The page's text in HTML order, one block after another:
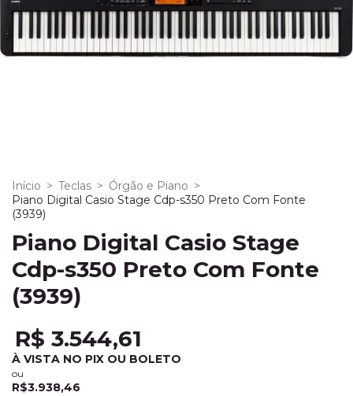
Início > Teclas > Órgão e Piano >
Piano Digital Casio Stage Cdp-s350 Preto Com Fonte
(3939)
Piano Digital Casio Stage
Cdp-s350 Preto Com Fonte
(3939)
R$ 3.544,61
À VISTA NO PIX OU BOLETO
ou
R$3.938,46